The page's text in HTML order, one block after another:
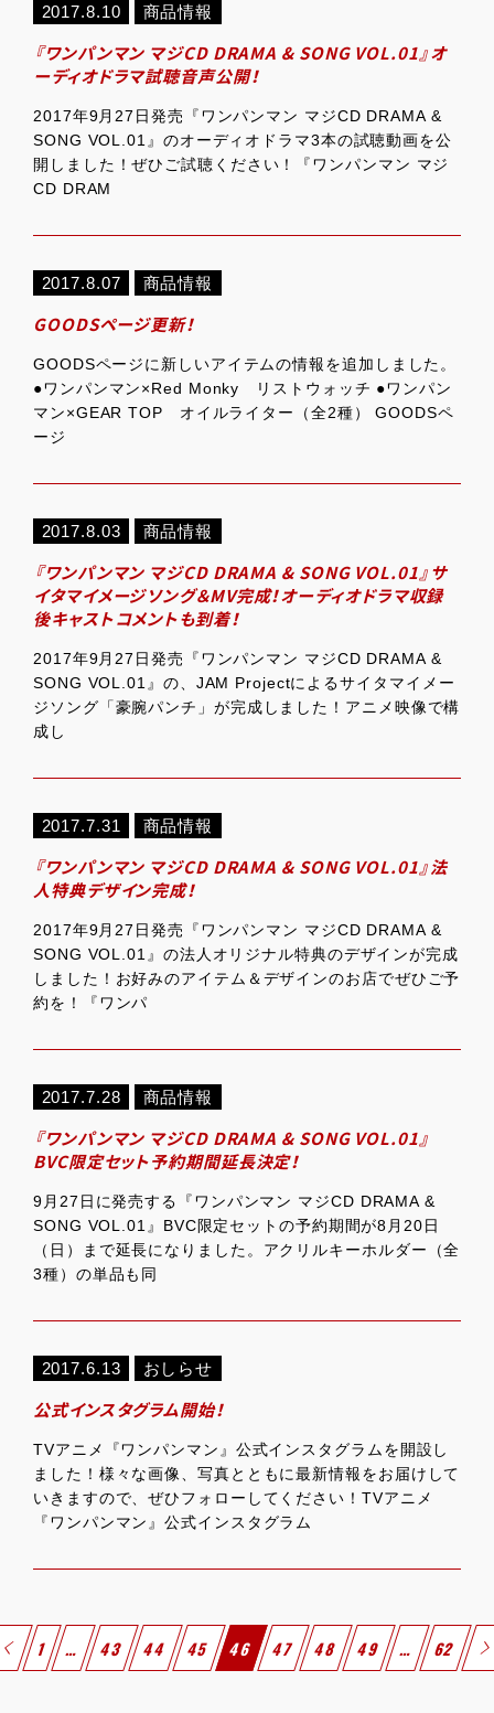
2017.8.10 商品情報
『ワンパンマン マジCD DRAMA & SONG VOL.01』オ
ーディオドラマ試聴音声公開！
2017年9月27日発売『ワンパンマン マジCD DRAMA &
SONG VOL.01』のオーディオドラマ3本の試聴動画を公
開しました！ぜひご試聴ください！『ワンパンマン マジ
CD DRAM
2017.8.07 商品情報
GOODSページ更新！
GOODSページに新しいアイテムの情報を追加しました。
●ワンパンマン×Red Monky リストウォッチ ●ワンパン
マン×GEAR TOP オイルライター（全2種） GOODSペ
ージ
2017.8.03 商品情報
『ワンパンマン マジCD DRAMA & SONG VOL.01』サ
イタマイメージソング＆MV完成！オーディオドラマ収録
後キャストコメントも到着！
2017年9月27日発売『ワンパンマン マジCD DRAMA &
SONG VOL.01』の、JAM Projectによるサイタマイメー
ジソング「豪腕パンチ」が完成しました！アニメ映像で構
成し
2017.7.31 商品情報
『ワンパンマン マジCD DRAMA & SONG VOL.01』法
人特典デザイン完成！
2017年9月27日発売『ワンパンマン マジCD DRAMA &
SONG VOL.01』の法人オリジナル特典のデザインが完成
しました！お好みのアイテム＆デザインのお店でぜひご予
約を！『ワンパ
2017.7.28 商品情報
『ワンパンマン マジCD DRAMA & SONG VOL.01』
BVC限定セット予約期間延長決定！
9月27日に発売する『ワンパンマン マジCD DRAMA &
SONG VOL.01』BVC限定セットの予約期間が8月20日
（日）まで延長になりました。アクリルキーホルダー（全
3種）の単品も同
2017.6.13 おしらせ
公式インスタグラム開始！
TVアニメ『ワンパンマン』公式インスタグラムを開設し
ました！様々な画像、写真とともに最新情報をお届けして
いきますので、ぜひフォローしてください！TVアニメ
『ワンパンマン』公式インスタグラム
1 … 43 44 45 46 47 48 49 … 62